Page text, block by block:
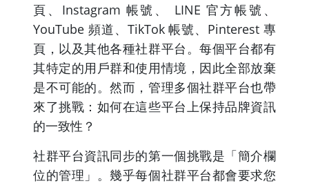
頁、Instagram 帳號、 LINE 官方帳號、
YouTube 頻道、TikTok 帳號、Pinterest 專
頁，以及其他各種社群平台。每個平台都有
其特定的用戶群和使用情境，因此全部放棄
是不可能的。然而，管理多個社群平台也帶
來了挑戰：如何在這些平台上保持品牌資訊
的一致性？
社群平台資訊同步的第一個挑戰是「簡介欄
位的管理」。幾乎每個社群平台都會要求您